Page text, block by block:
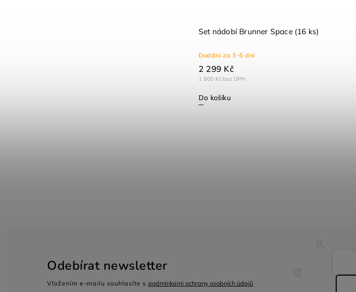
Set nádobí Brunner Space (16 ks)
Dodání za 3-5 dní
1 900 Kč bez DPH
2 299 Kč
Do košíku
Odebírat newsletter
Vložením e-mailu souhlasíte s podmínkami ochrany osobních údajů